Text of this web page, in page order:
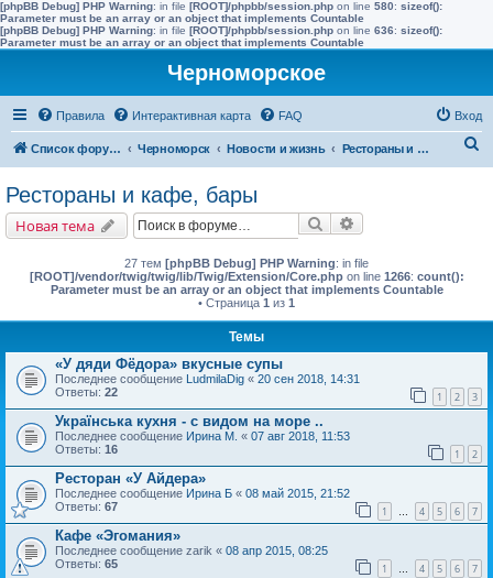
[phpBB Debug] PHP Warning: in file [ROOT]/phpbb/session.php on line 580: sizeof():
Parameter must be an array or an object that implements Countable
[phpBB Debug] PHP Warning: in file [ROOT]/phpbb/session.php on line 636: sizeof():
Parameter must be an array or an object that implements Countable
Черноморское
Правила Интерактивная карта FAQ Вход
Список форумов Черноморск Новости и жизнь Рестораны и кафе, бары
Рестораны и кафе, бары
Новая тема Поиск
27 тем [phpBB Debug] PHP Warning: in file
[ROOT]/vendor/twig/twig/lib/Twig/Extension/Core.phpon line 1266: count():
Parameter must be an array or an object that implements Countable
• Страница 1 из 1
Темы
«У дяди Фёдора» вкусные супы
Последнее сообщение LudmilaDig « 20 сен 2018, 14:31
Ответы: 22 1 2 3
Українська кухня - с видом на море ..
Последнее сообщение Ирина М. « 07 авг 2018, 11:53
Ответы: 16 1 2
Ресторан «У Айдера»
Последнее сообщение Ирина Б « 08 май 2015, 21:52
Ответы: 67 1 … 4 5 6 7
Кафе «Эгомания»
Последнее сообщение zarik « 08 апр 2015, 08:25
Ответы: 65 1 … 4 5 6 7